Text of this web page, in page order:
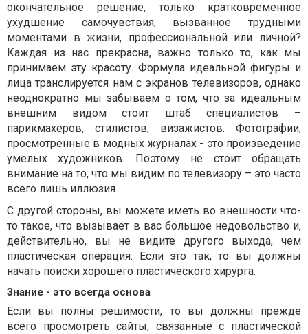
окончательное решение, только кратковременное
ухудшение самочувствия, вызванное трудными
моментами в жизни, профессиональной или личной?
Каждая из нас прекрасна, важно только то, как мы
принимаем эту красоту. Формула идеальной фигуры и
лица транслируется нам с экранов телевизоров, однако
неоднократно мы забываем о том, что за идеальным
внешним видом стоит штаб специалистов –
парикмахеров, стилистов, визажистов. Фотографии,
просмотренные в модных журналах - это произведение
умелых художников. Поэтому не стоит обращать
внимание на то, что мы видим по телевизору – это часто
всего лишь иллюзия.
С другой стороны, вы можете иметь во внешности что-
то такое, что вызывает в вас большое недовольство и,
действительно, вы не видите другого выхода, чем
пластическая операция. Если это так, то вы должны
начать поиски хорошего пластического хирурга.
Знание - это всегда основа
Если вы полны решимости, то вы должны прежде
всего просмотреть сайты, связанные с пластической